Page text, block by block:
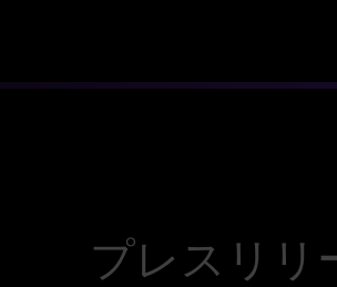
プレスリリ